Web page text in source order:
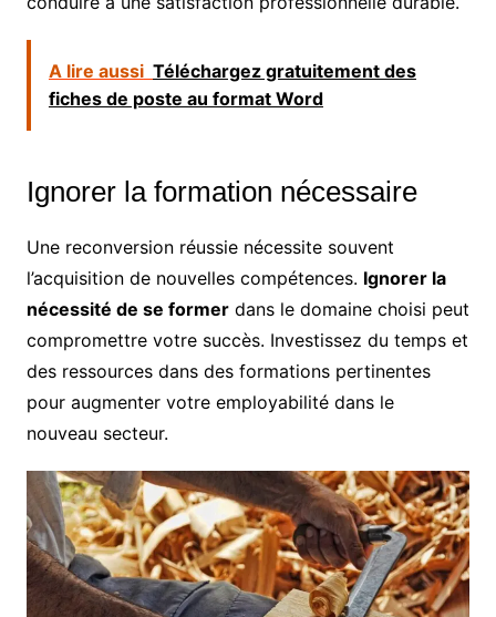
A lire aussi Téléchargez gratuitement des
fiches de poste au format Word
Ignorer la formation nécessaire
Une reconversion réussie nécessite souvent
l’acquisition de nouvelles compétences. Ignorer la
nécessité de se formerdans le domaine choisi peut
compromettre votre succès. Investissez du temps et
des ressources dans des formations pertinentes
pour augmenter votre employabilité dans le
nouveau secteur.